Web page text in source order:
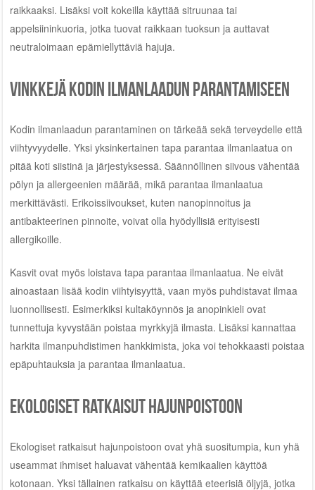
raikkaaksi. Lisäksi voit kokeilla käyttää sitruunaa tai
appelsiininkuoria, jotka tuovat raikkaan tuoksun ja auttavat
neutraloimaan epämiellyttäviä hajuja.
Vinkkejä kodin ilmanlaadun parantamiseen
Kodin ilmanlaadun parantaminen on tärkeää sekä terveydelle että
viihtyvyydelle. Yksi yksinkertainen tapa parantaa ilmanlaatua on
pitää koti siistinä ja järjestyksessä. Säännöllinen siivous vähentää
pölyn ja allergeenien määrää, mikä parantaa ilmanlaatua
merkittävästi. Erikoissiivoukset, kuten nanopinnoitus ja
antibakteerinen pinnoite, voivat olla hyödyllisiä erityisesti
allergikoille.
Kasvit ovat myös loistava tapa parantaa ilmanlaatua. Ne eivät
ainoastaan lisää kodin viihtyisyyttä, vaan myös puhdistavat ilmaa
luonnollisesti. Esimerkiksi kultaköynnös ja anopinkieli ovat
tunnettuja kyvystään poistaa myrkkyjä ilmasta. Lisäksi kannattaa
harkita ilmanpuhdistimen hankkimista, joka voi tehokkaasti poistaa
epäpuhtauksia ja parantaa ilmanlaatua.
Ekologiset ratkaisut hajunpoistoon
Ekologiset ratkaisut hajunpoistoon ovat yhä suositumpia, kun yhä
useammat ihmiset haluavat vähentää kemikaalien käyttöä
kotonaan. Yksi tällainen ratkaisu on käyttää eteerisiä öljyjä, jotka